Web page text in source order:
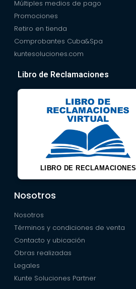
Múltiples medios de pago
Promociones
Retiro en tienda
Comprobantes Cuba&Spa
kuntesoluciones.com
Libro de Reclamaciones
LIBRO DE RECLAMACIONES
Nosotros
Nosotros
Términos y condiciones de venta
Contacto y ubicación
Obras realizadas
Legales
Kunte Soluciones Partner